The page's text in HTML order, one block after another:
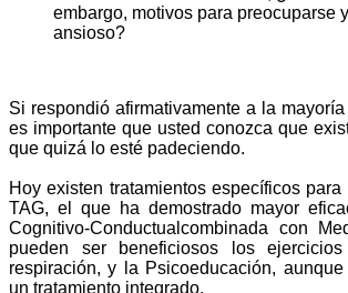
embargo, motivos para preocuparse
ansioso?
Si respondió afirmativamente a la
es importante que usted conozca que
que quizá lo esté padeciendo.
Hoy existen tratamientos específicos
TAG, el que ha demostrado mayor
Cognitivo-Conductualcombinada con
pueden ser beneficiosos los
respiración, y la Psicoeducación,
un tratamiento integrado.